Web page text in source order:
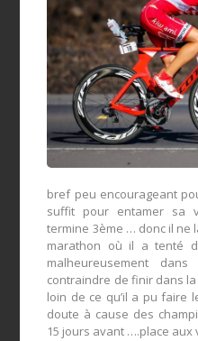
bref peu encourageant
suffit pour entamer sa
termine 3ème … donc il ne
marathon où il a tenté
malheureusement
contraindre de finir dans
loin de ce qu’il a pu faire
doute à cause des
15 jours avant ….place aux